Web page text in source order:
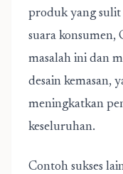
produk yang
suara konsumen,
masalah ini dan
desain kemasan,
meningkatkan
keseluruhan.
Contoh sukses